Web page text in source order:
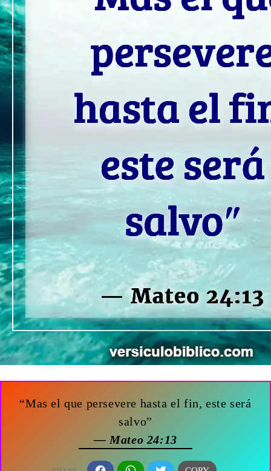
“Mas el que persevere hasta el fin, este será
salvo”
— Mateo 24:13